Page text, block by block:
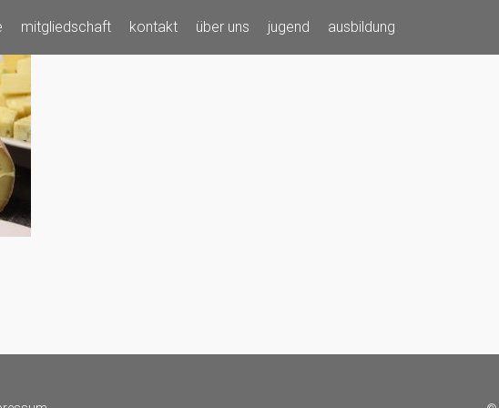
mitgliedschaft kontakt über uns jugend ausbildung